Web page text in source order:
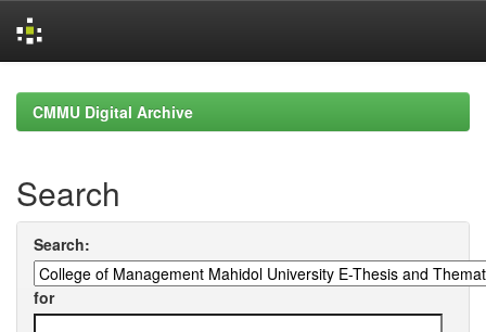
navigationCMMU Digital Archive
Search
Search:
for